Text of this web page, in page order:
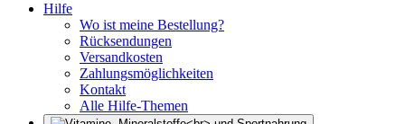
Hilfe
Wo ist meine Bestellung?
Rücksendungen
Versandkosten
Zahlungsmöglichkeiten
Kontakt
Alle Hilfe-Themen